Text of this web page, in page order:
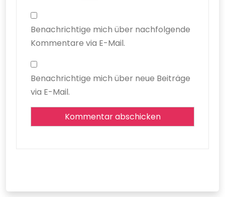
Benachrichtige mich über nachfolgende
Kommentare via E-Mail.
Benachrichtige mich über neue Beiträge
via E-Mail.